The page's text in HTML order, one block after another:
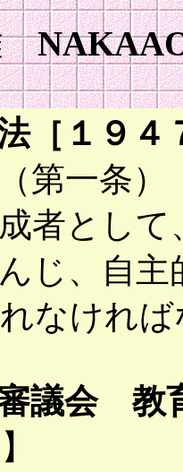
［１９４
第一条）
者とし
じ、自
なけれ
議会 教